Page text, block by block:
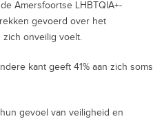
Amersfoortse LHBTQIA+-
gevoerd over het
zich onveilig voelt.
kant geeft 41% aan zich soms
gevoel van veiligheid en